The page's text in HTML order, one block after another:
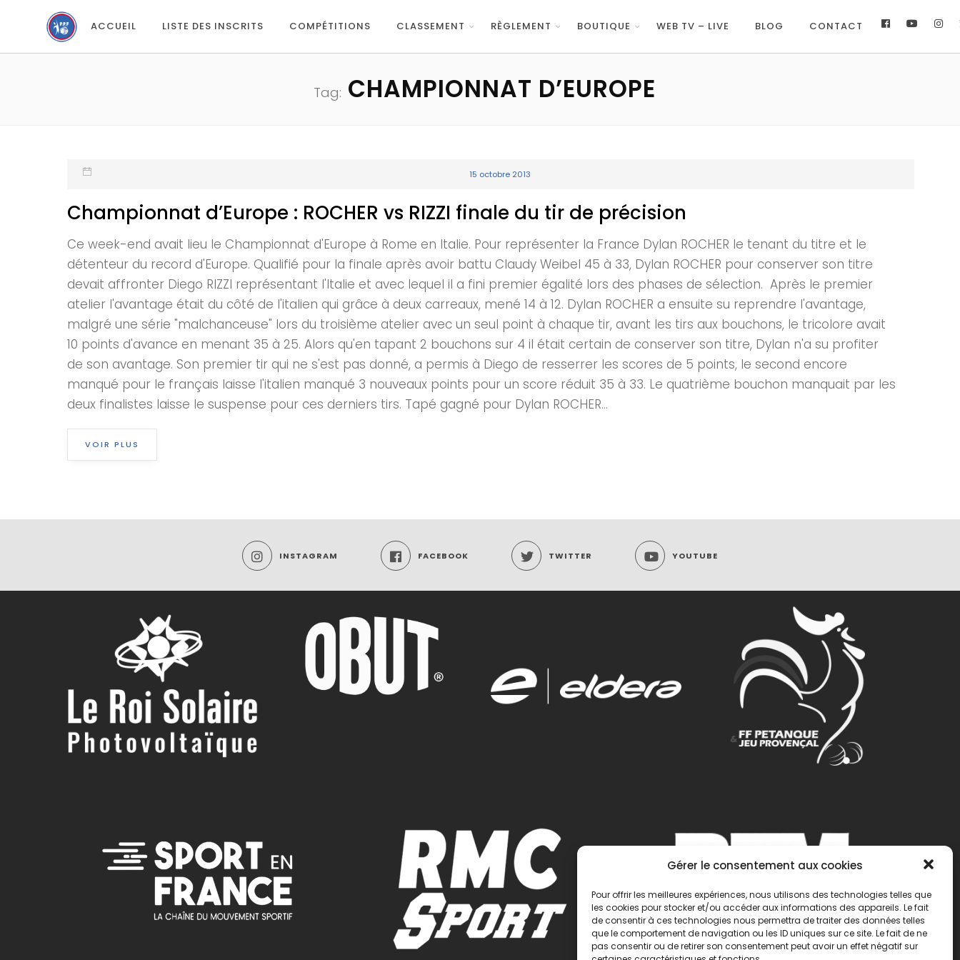
Gérer le consentement aux cookies
Pour offrir les meilleures expériences, nous utilisons des technologies telles que
les cookies pour stocker et/ou accéder aux informations des appareils. Le fait
de consentir à ces technologies nous permettra de traiter des données telles
que le comportement de navigation ou les ID uniques sur ce site. Le fait de ne
pas consentir ou de retirer son consentement peut avoir un effet négatif sur
ACCUEIL LISTE DES INSCRITS COMPÉTITIONS CLASSEMENT RÈGLEMENT BOUTIQUE WEB TV – LIVE BLOG CONTACT
Tag: CHAMPIONNAT D’EUROPE
15 octobre 2013
Championnat d’Europe : ROCHER vs RIZZI finale du tir de précision
Ce week-end avait lieu le Championnat d'Europe à Rome en Italie. Pour représenter la France Dylan ROCHER le tenant du titre et le
détenteur du record d'Europe. Qualifié pour la finale après avoir battu Claudy Weibel 45 à 33, Dylan ROCHER pour conserver son titre
devait affronter Diego RIZZI représentant l'Italie et avec lequel il a fini premier égalité lors des phases de sélection. Après le premier
atelier l'avantage était du côté de l'italien qui grâce à deux carreaux, mené 14 à 12. Dylan ROCHER a ensuite su reprendre l'avantage,
malgré une série "malchanceuse" lors du troisième atelier avec un seul point à chaque tir, avant les tirs aux bouchons, le tricolore avait
10 points d'avance en menant 35 à 25. Alors qu'en tapant 2 bouchons sur 4 il était certain de conserver son titre, Dylan n'a su profiter
de son avantage. Son premier tir qui ne s'est pas donné, a permis à Diego de resserrer les scores de 5 points, le second encore
manqué pour le français laisse l'italien manqué 3 nouveaux points pour un score réduit 35 à 33. Le quatrième bouchon manquait par les
deux finalistes laisse le suspense pour ces derniers tirs. Tapé gagné pour Dylan ROCHER...
VOIR PLUS
INSTAGRAM FACEBOOK TWITTER YOUTUBE